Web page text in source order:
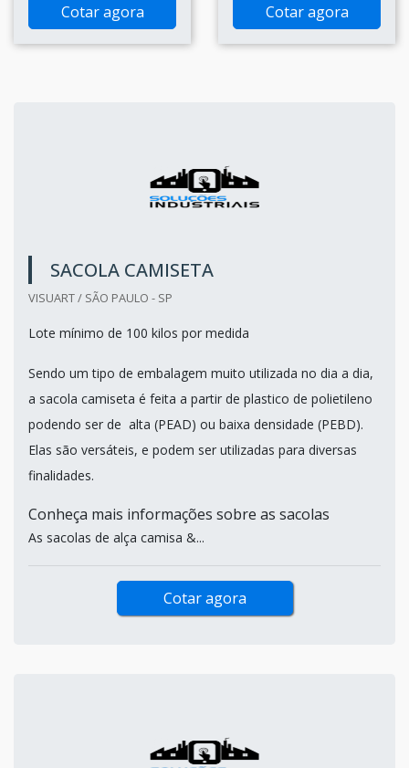
Cotar agora Cotar agora
SACOLA CAMISETA
VISUART / SÃO PAULO - SP
Lote mínimo de 100 kilos por medida
Sendo um tipo de embalagem muito utilizada no dia a dia,
a sacola camiseta é feita a partir de plastico de polietileno
podendo ser de alta (PEAD) ou baixa densidade (PEBD).
Elas são versáteis, e podem ser utilizadas para diversas
finalidades.
Conheça mais informações sobre as sacolas
As sacolas de alça camisa &...
Cotar agora